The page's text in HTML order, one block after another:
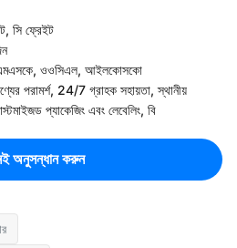
সি ফ্রেইট
ওওসিএল, আইলকোসকো
পরামর্শ, 24/7 গ্রাহক সহায়তা, স্থানীয়
প্যাকেজিং এবং লেবেলিং, বি
অনুসন্ধান করুন